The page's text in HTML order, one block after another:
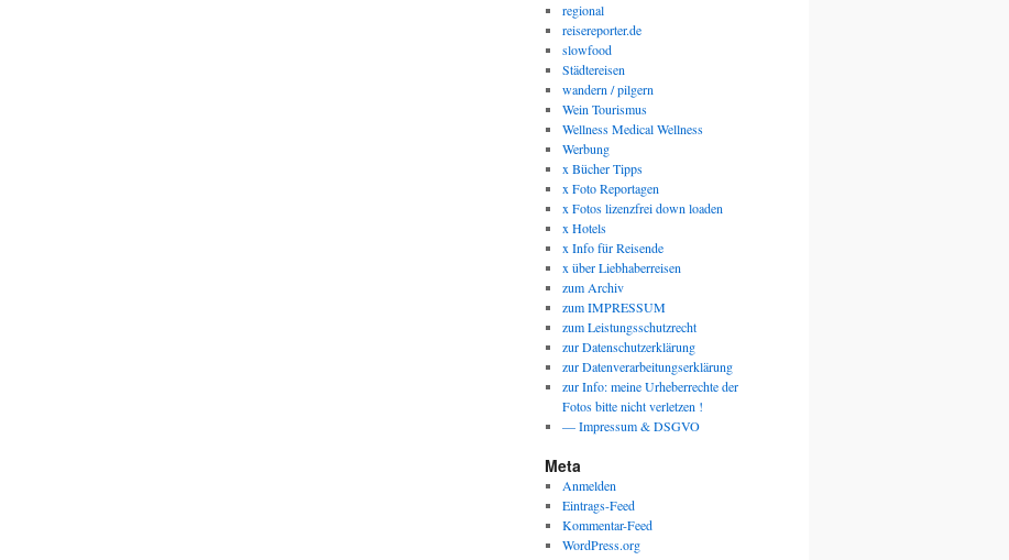
regional
reisereporter.de
slowfood
Städtereisen
wandern / pilgern
Wein Tourismus
Wellness Medical Wellness
Werbung
x Bücher Tipps
x Foto Reportagen
x Fotos lizenzfrei down loaden
x Hotels
x Info für Reisende
x über Liebhaberreisen
zum Archiv
zum IMPRESSUM
zum Leistungsschutzrecht
zur Datenschutzerklärung
zur Datenverarbeitungserklärung
zur Info: meine Urheberrechte der
Fotos bitte nicht verletzen !
— Impressum & DSGVO
Meta
Anmelden
Eintrags-Feed
Kommentar-Feed
WordPress.org